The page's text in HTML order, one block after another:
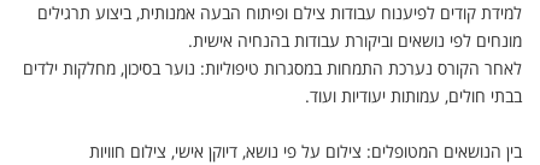
למידת קודים לפיענוח עבודות צילם ופיתוח הבעה אמנותית, ביצוע תרגילים
מונחים לפי נושאים וביקורת עבודות בהנחיה אישית.
לאחר הקורס נערכת התמחות במסגרות טיפוליות: נוער בסיכון, מחלקות ילדים
בבתי חולים, עמותות יעודיות ועוד.
בין הנושאים המטופלים: צילום על פי נושא, דיוקן אישי, צילום חוויות